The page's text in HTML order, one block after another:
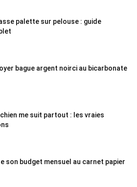
palette sur pelouse : guide
bague argent noirci au bicarbonate
me suit partout : les vraies
son budget mensuel au carnet papier